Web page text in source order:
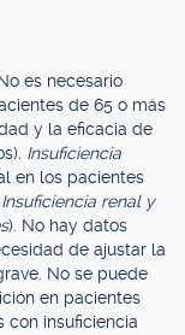
es necesario
de 65 o más
y la eficacia de
Insuficiencia
en los pacientes
Insuficiencia renal y
). No hay datos
de ajustar la
No se puede
en pacientes
con insuficiencia